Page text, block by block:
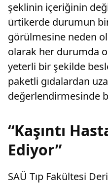
şeklinin içeriğinin
ürtikerde durumun
görülmesine neden
olarak her durumda
yeterli bir şekilde
paketli gıdalardan
değerlendirmesinde
“Kaşıntı
Ediyor”
SAÜ Tıp Fakültesi